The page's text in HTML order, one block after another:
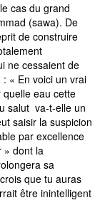
cas du grand
(sawa). De
de construire
ne cessaient de
« En voici un vrai
eau cette
salut va-t-elle un
saisir la suspicion
par excellence
» dont la
sa
que tu auras
être inintelligent